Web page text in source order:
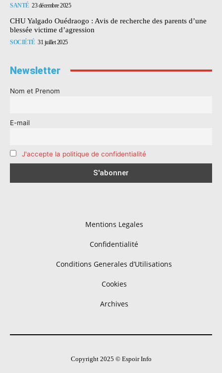
SANTÉ 23 décembre 2025
CHU Yalgado Ouédraogo : Avis de recherche des parents d’une
blessée victime d’agression
SOCIÉTÉ 31 juillet 2025
Newsletter
Nom et Prenom
E-mail
J'accepte la politique de confidentialité
Mentions Legales
Confidentialité
Conditions Generales d’Utilisations
Cookies
Archives
Copyright 2025 © Espoir Info